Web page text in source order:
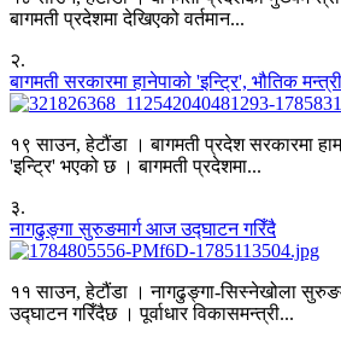
बागमती प्रदेशमा देखिएको वर्तमान...
२.
बागमती सरकारमा हानेपाको 'इन्ट्रि', भौतिक
१९ साउन, हेटौंडा । बागमती प्रदेश सरकारमा
'इन्ट्रि' भएको छ । बागमती प्रदेशमा...
३.
नागढुङ्गा सुरुङमार्ग आज उद्घाटन गरिँदै
११ साउन, हेटौंडा । नागढुङ्गा-सिस्नेखोला
उद्घाटन गरिँदैछ । पूर्वाधार विकासमन्त्री...